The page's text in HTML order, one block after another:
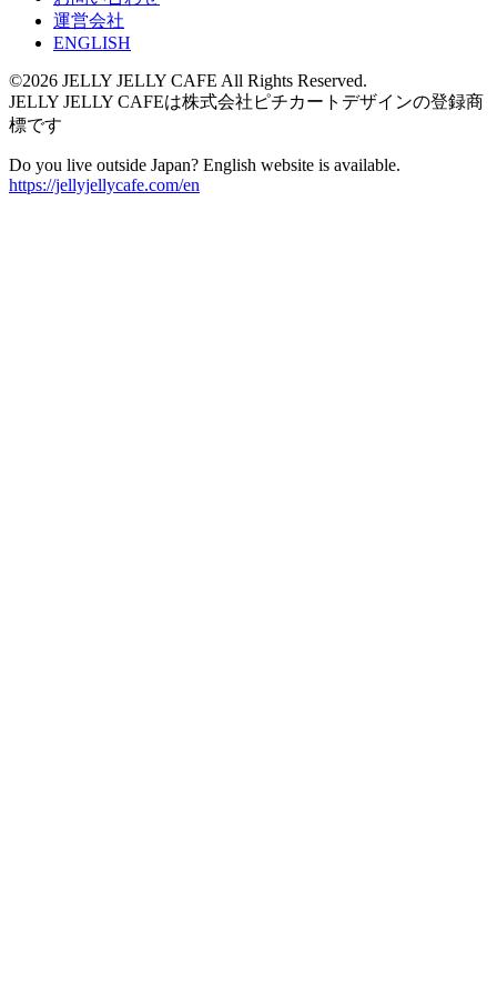
運営会社
ENGLISH
©2026 JELLY JELLY CAFE All Rights Reserved.
JELLY JELLY CAFEは株式会社ピチカートデザインの登録商
標です
Do you live outside Japan? English website is available.
https://jellyjellycafe.com/en